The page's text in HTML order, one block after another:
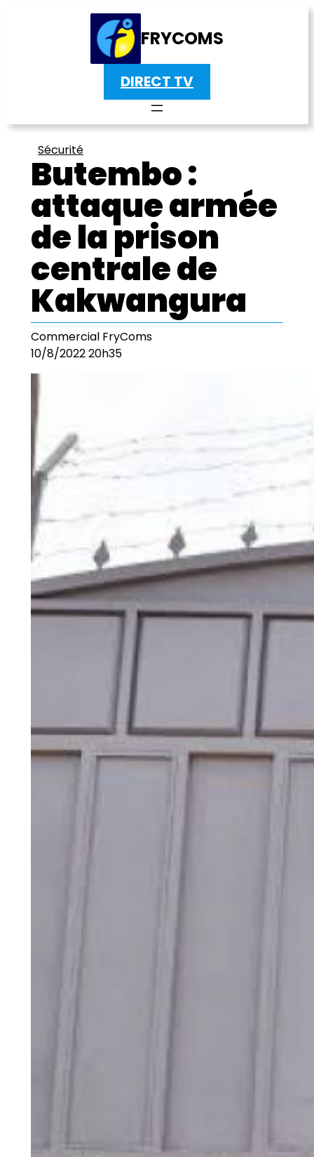
FRYCOMS
DIRECT TV
Sécurité
Butembo :
attaque armée
de la prison
centrale de
Kakwangura
Commercial FryComs
10/8/2022 20h35